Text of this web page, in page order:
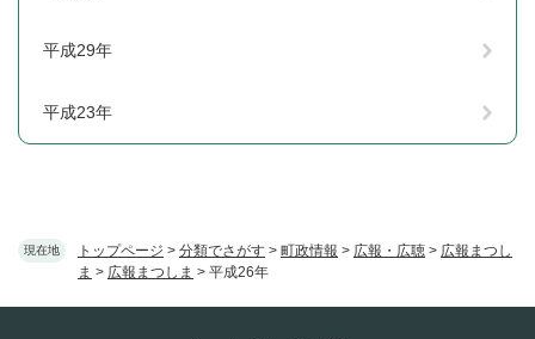
現在地 トップページ > 分類でさがす > 町政情報 > 広報・広聴 > 広報まつし
ま > 広報まつしま > 平成26年
平成29年
平成23年